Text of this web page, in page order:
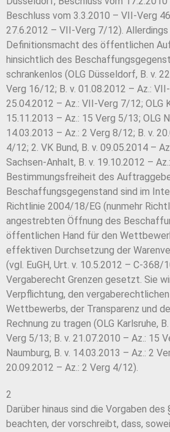
Beschluss vom 3.3.2010 – VII-Verg
27.6.2012 – VII-Verg 7/12).
Definitionsmacht des öffentlichen
hinsichtlich des
schrankenlos (OLG Düsseldorf, B. v.
Verg 16/12; B. v. 01.08.2012 – Az.:
25.04.2012 – Az.: VII-Verg 7/12; OLG
15.11.2013 – Az.: 15 Verg 5/13; OLG
14.03.2013 – Az.: 2 Verg 8/12; B. v.
4/12; 2. VK Bund, B. v. 09.05.2014 –
Sachsen-Anhalt, B. v. 19.10.2012 –
Bestimmungsfreiheit des
Beschaffungsgegenstand sind im
Richtlinie 2004/18/EG (nunmehr
angestrebten Öffnung des
öffentlichen Hand für den
effektiven Durchsetzung der
(vgl. EuGH, Urt. v. 10.5.2012 – C-368/
Vergaberecht Grenzen gesetzt. Sie
Verpflichtung, den
Wettbewerbs, der Transparenz und
Rechnung zu tragen (OLG Karlsruhe,
Verg 5/13; B. v. 21.07.2010 – Az.: 15
Naumburg, B. v. 14.03.2013 – Az.: 2
20.09.2012 – Az.: 2 Verg 4/12).
2
Darüber hinaus sind die Vorgaben des
beachten, der vorschreibt, dass,